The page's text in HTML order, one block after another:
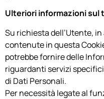
Ulterioriinformazioni sul
Su richiesta dell’Utente,
contenute in questa
potrebbe fornire delle
riguardanti servizi
di Dati Personali.
Per necessità legate al